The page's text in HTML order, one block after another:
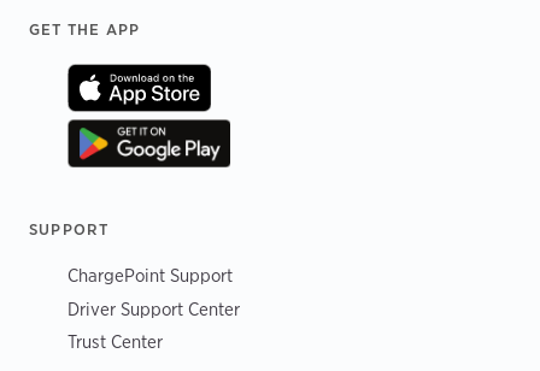
Footer
GET THE APP
SUPPORT
ChargePoint Support
Driver Support Center
Trust Center